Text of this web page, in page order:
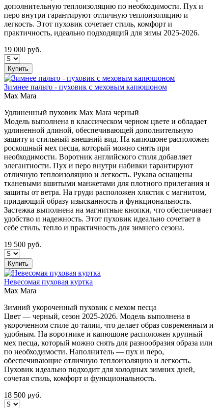
дополнительную теплоизоляцию по необходимости. Пух и
перо внутри гарантируют отличную теплоизоляцию и
легкость. Этот пуховик сочетает стиль, комфорт и
практичность, идеально подходящий для зимы 2025-2026.
19 000 руб.
Купить
Зимнее пальто - пуховик с меховым капюшоном
Max Mara
Удлиненный пуховик Max Mara черный
Модель выполнена в классическом черном цвете и обладает
удлиненной длиной, обеспечивающей дополнительную
защиту и стильный внешний вид. На капюшоне расположен
роскошный мех песца, который можно снять при
необходимости. Воротник английского стиля добавляет
элегантности. Пух и перо внутри набивки гарантируют
отличную теплоизоляцию и легкость. Рукава оснащены
тканевыми вшитыми манжетами для плотного прилегания и
защиты от ветра. На груди расположен хлястик с магнитом,
придающий образу изысканность и функциональность.
Застежка выполнена на магнитные кнопки, что обеспечивает
удобство и надежность. Этот пуховик идеально сочетает в
себе стиль, тепло и практичность для зимнего сезона.
19 500 руб.
Купить
Невесомая пуховая куртка
Max Mara
Зимний укороченный пуховик с мехом песца
Цвет — черный, сезон 2025-2026. Модель выполнена в
укороченном стиле до талии, что делает образ современным и
удобным. На воротнике и капюшоне расположен крупный
мех песца, который можно снять для разнообразия образа или
по необходимости. Наполнитель — пух и перо,
обеспечивающие отличную теплоизоляцию и легкость.
Пуховик идеально подходит для холодных зимних дней,
сочетая стиль, комфорт и функциональность.
18 500 руб.